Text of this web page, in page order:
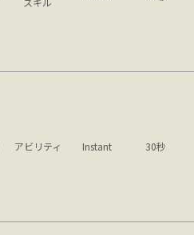
アビリティ Instant 30秒